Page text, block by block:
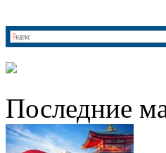
Последние